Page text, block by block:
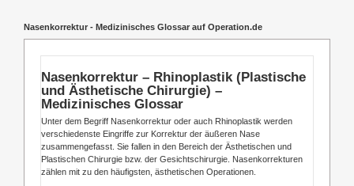
Nasenkorrektur - Medizinisches Glossar auf Operation.de
Nasenkorrektur – Rhinoplastik (Plastische
und Ästhetische Chirurgie) –
Medizinisches Glossar
Unter dem Begriff Nasenkorrektur oder auch Rhinoplastik werden
verschiedenste Eingriffe zur Korrektur der äußeren Nase
zusammengefasst. Sie fallen in den Bereich der Ästhetischen und
Plastischen Chirurgie bzw. der Gesichtschirurgie. Nasenkorrekturen
zählen mit zu den häufigsten, ästhetischen Operationen.